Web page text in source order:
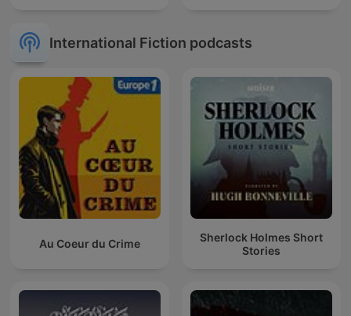
International Fiction podcasts
Au Coeur du Crime
Sherlock Holmes Short
Stories